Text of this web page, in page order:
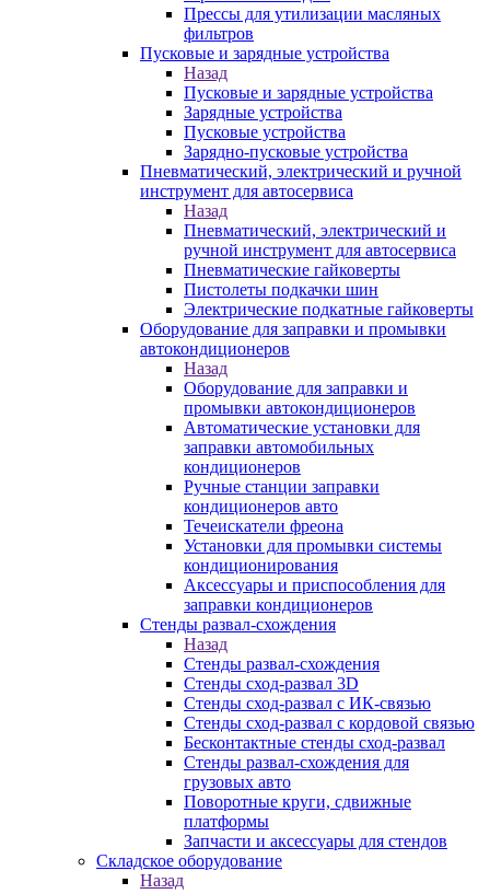
Прессы для утилизации масляных
фильтров
Пусковые и зарядные устройства
Назад
Пусковые и зарядные устройства
Зарядные устройства
Пусковые устройства
Зарядно-пусковые устройства
Пневматический, электрический и ручной
инструмент для автосервиса
Назад
Пневматический, электрический и
ручной инструмент для автосервиса
Пневматические гайковерты
Пистолеты подкачки шин
Электрические подкатные гайковерты
Оборудование для заправки и промывки
автокондиционеров
Назад
Оборудование для заправки и
промывки автокондиционеров
Автоматические установки для
заправки автомобильных
кондиционеров
Ручные станции заправки
кондиционеров авто
Течеискатели фреона
Установки для промывки системы
кондиционирования
Аксессуары и приспособления для
заправки кондиционеров
Стенды развал-схождения
Назад
Стенды развал-схождения
Стенды сход-развал 3D
Стенды сход-развал с ИК-связью
Стенды сход-развал с кордовой связью
Бесконтактные стенды сход-развал
Стенды развал-схождения для
грузовых авто
Поворотные круги, сдвижные
платформы
Запчасти и аксессуары для стендов
Складское оборудование
Назад